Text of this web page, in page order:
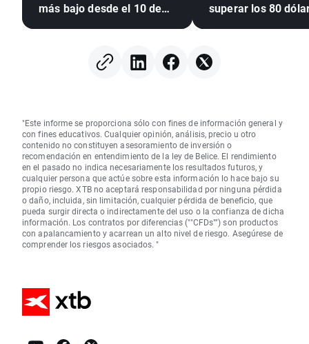
más bajo desde el 10 de
superar los 80
"Este informe se proporciona sólo con fines de información general y
con fines educativos. Cualquier opinión, análisis, precio u otro
contenido no constituyen asesoramiento de inversión o
recomendación en entendimiento de la ley de Belice. El rendimiento
en el pasado no indica necesariamente los resultados futuros, y
cualquier persona que actúe sobre esta información lo hace bajo su
propio riesgo. XTB no aceptará responsabilidad por ninguna pérdida
o daño, incluida, sin limitación, cualquier pérdida de beneficio, que
pueda surgir directa o indirectamente del uso o la confianza de dicha
información. Los contratos por diferencias (""CFDs"") son productos
con apalancamiento y acarrean un alto nivel de riesgo. Asegúrese de
comprender los riesgos asociados. "